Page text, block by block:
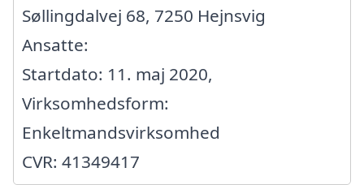
Søllingdalvej 68, 7250 Hejnsvig
Ansatte:
Startdato: 11. maj 2020,
Virksomhedsform:
Enkeltmandsvirksomhed
CVR: 41349417